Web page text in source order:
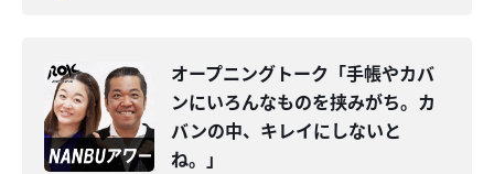
オープニングトーク「手帳やカバ
ンにいろんなものを挟みがち。カ
バンの中、キレイにしないと
ね。」